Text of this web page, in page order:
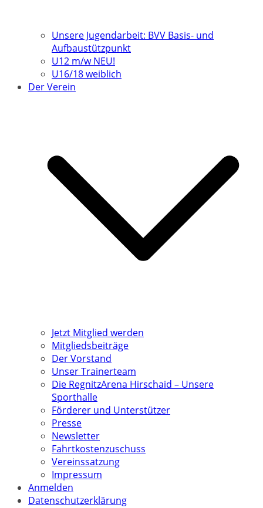
Unsere Jugendarbeit: BVV Basis- und
Aufbaustützpunkt
U12 m/w NEU!
U16/18 weiblich
Der Verein
Jetzt Mitglied werden
Mitgliedsbeiträge
Der Vorstand
Unser Trainerteam
Die RegnitzArena Hirschaid – Unsere
Sporthalle
Förderer und Unterstützer
Presse
Newsletter
Fahrtkostenzuschuss
Vereinssatzung
Impressum
Anmelden
Datenschutzerklärung